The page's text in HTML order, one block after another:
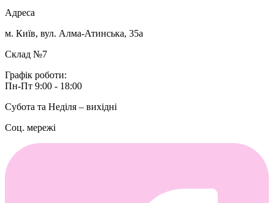
Адреса
м. Київ, вул. Алма-Атинська, 35а
Склад №7
Графік роботи:
Пн-Пт 9:00 - 18:00
Субота та Неділя – вихідні
Соц. мережі